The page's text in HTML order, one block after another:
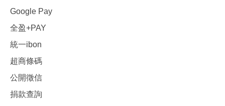
Google Pay
全盈+PAY
統一ibon
超商條碼
公開徵信
捐款查詢